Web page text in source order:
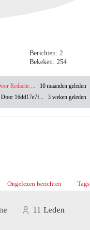
Berichten: 2
Bekeken: 254
Redactie ... 10 maanden geleden
Door 16dd17e7f... 3 weken geleden
Ongelezen berichten Tags
11 Leden